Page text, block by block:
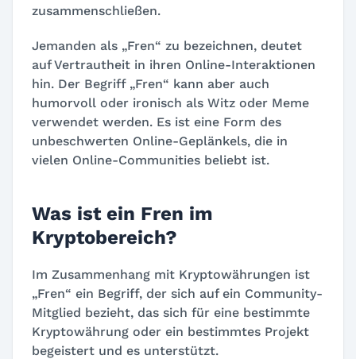
zusammenschließen.
Jemanden als „Fren“ zu bezeichnen, deutet
auf Vertrautheit in ihren Online-Interaktionen
hin. Der Begriff „Fren“ kann aber auch
humorvoll oder ironisch als Witz oder Meme
verwendet werden. Es ist eine Form des
unbeschwerten Online-Geplänkels, die in
vielen Online-Communities beliebt ist.
Was ist ein Fren im
Kryptobereich?
Im Zusammenhang mit Kryptowährungen ist
„Fren“ ein Begriff, der sich auf ein Community-
Mitglied bezieht, das sich für eine bestimmte
Kryptowährung oder ein bestimmtes Projekt
begeistert und es unterstützt.